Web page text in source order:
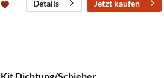
Details Jetzt kaufen
Kit Dichtung/Schieber